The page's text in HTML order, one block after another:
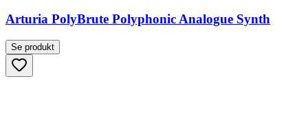
Arturia PolyBrute Polyphonic Analogue Synth
Se produkt